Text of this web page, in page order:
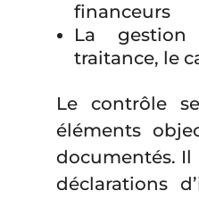
financeurs
La
traitance, le
Le contrôle
éléments
documentés. Il
déclarations